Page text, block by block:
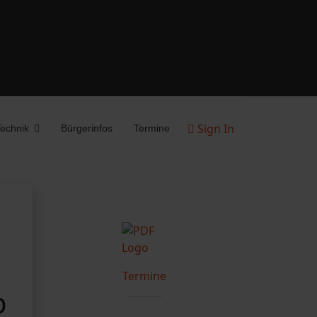
Bürgerinfos Termine Sign In
Termine